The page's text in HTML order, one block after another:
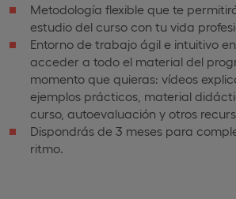
Metodología flexible que te
estudio del curso con tu vida
Entorno de trabajo ágil e intuitivo
acceder a todo el material del
momento que quieras: vídeos
ejemplos prácticos, material
curso, autoevaluación y otros
Dispondrás de 3 meses para
ritmo.